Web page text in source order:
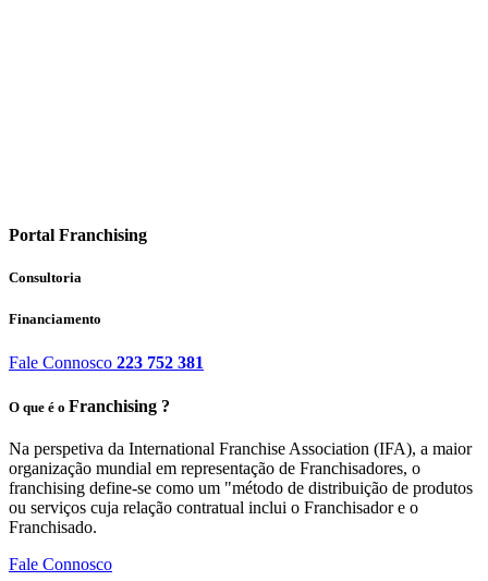
Portal Franchising
Consultoria
Financiamento
Fale Connosco 223 752 381
O que é o Franchising ?
Na perspetiva da International Franchise Association (IFA), a maior
organização mundial em representação de Franchisadores, o
franchising define-se como um "método de distribuição de produtos
ou serviços cuja relação contratual inclui o Franchisador e o
Franchisado.
Fale Connosco